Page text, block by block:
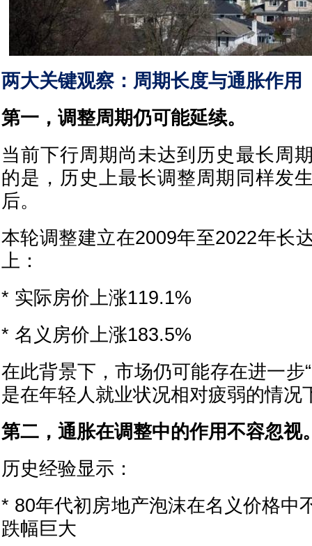
两大关键观察：周期长度与通胀作用
第一，调整周期仍可能延续。
当前下行周期尚未达到历史最长周
的是，历史上最长调整周期同样发
后。
本轮调整建立在2009年至2022年长
上：
* 实际房价上涨119.1%
* 名义房价上涨183.5%
在此背景下，市场仍可能存在进一步
是在年轻人就业状况相对疲弱的情况
第二，通胀在调整中的作用不容忽视
历史经验显示：
* 80年代初房地产泡沫在名义价格中
跌幅巨大